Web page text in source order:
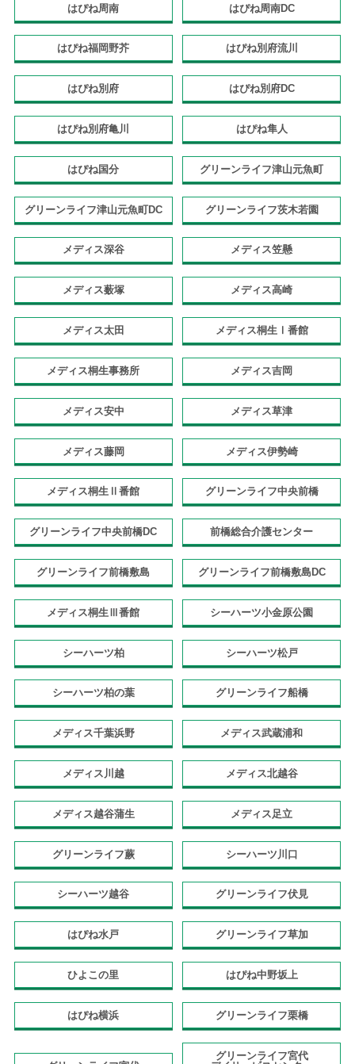
はぴね周南 はぴね周南DC
はぴね福岡野芥 はぴね別府流川
はぴね別府 はぴね別府DC
はぴね別府亀川 はぴね隼人
はぴね国分 グリーンライフ津山元魚町
グリーンライフ津山元魚町DC グリーンライフ茨木若園
メディス深谷 メディス笠懸
メディス薮塚 メディス高崎
メディス太田 メディス桐生Ⅰ番館
メディス桐生事務所 メディス吉岡
メディス安中 メディス草津
メディス藤岡 メディス伊勢崎
メディス桐生Ⅱ番館 グリーンライフ中央前橋
グリーンライフ中央前橋DC 前橋総合介護センター
グリーンライフ前橋敷島 グリーンライフ前橋敷島DC
メディス桐生Ⅲ番館 シーハーツ小金原公園
シーハーツ柏 シーハーツ松戸
シーハーツ柏の葉 グリーンライフ船橋
メディス千葉浜野 メディス武蔵浦和
メディス川越 メディス北越谷
メディス越谷蒲生 メディス足立
グリーンライフ蕨 シーハーツ川口
シーハーツ越谷 グリーンライフ伏見
はぴね水戸 グリーンライフ草加
ひよこの里 はぴね中野坂上
はぴね横浜 グリーンライフ栗橋
グリーンライフ宮代